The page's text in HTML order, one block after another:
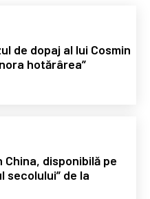
de dopaj al lui Cosmin
hotărârea”
disponibilă pe
secolului” de la